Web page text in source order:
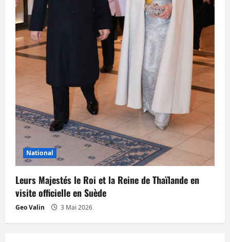
National
Leurs Majestés le Roi et la Reine de Thaïlande en
visite officielle en Suède
Geo Valin 3 Mai 2026